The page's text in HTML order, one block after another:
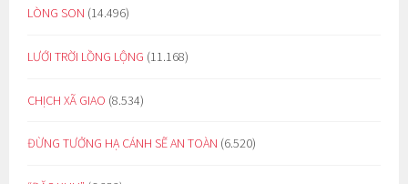
LÒNG SON (14.496)
LƯỚI TRỜI LỒNG LỘNG (11.168)
CHỊCH XÃ GIAO (8.534)
ĐỪNG TƯỞNG HẠ CÁNH SẼ AN TOÀN (6.520)